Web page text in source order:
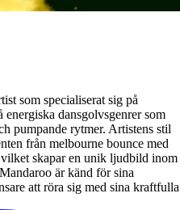
som specialiserat sig på
dansgolvsgenrer som
pumpande rytmer. Artistens stil
från melbourne bounce med
skapar en unik ljudbild inom
är känd för sina
att röra sig med sina kraftfulla